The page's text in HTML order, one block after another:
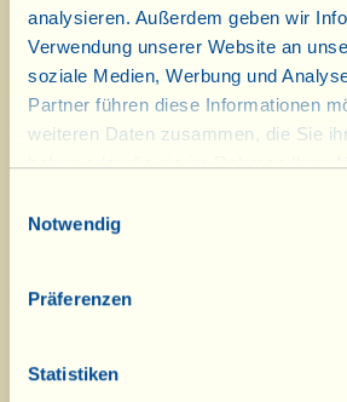
analysieren. Außerdem geben wir
Verwendung unserer Website an
soziale Medien, Werbung und
Partner führen diese Informationen
weiteren Daten zusammen, die Sie
haben oder die sie im Rahmen Ihrer
Notwendig
Präferenzen
Statistiken
ca. 12:00 bis 15:00 Uhr.
Ein tatkräftiger Beitrag
Gäste ist immer herzlich
willkommen!